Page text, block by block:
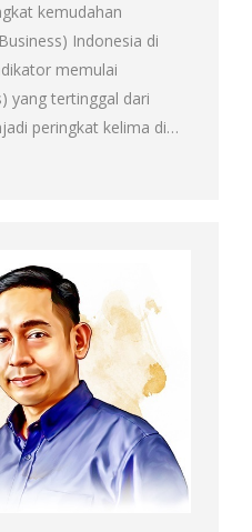
kemudahan
Indonesia di
memulai
yang tertinggal dari
peringkat kelima di…